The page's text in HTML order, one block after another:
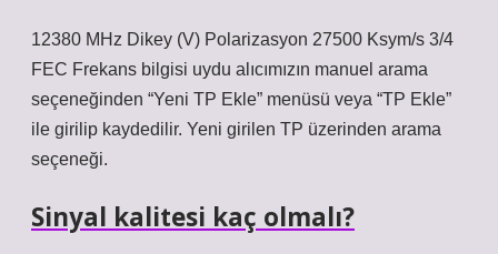
12380 MHz Dikey (V) Polarizasyon 27500 Ksym/s 3/4
FEC Frekans bilgisi uydu alıcımızın manuel arama
seçeneğinden “Yeni TP Ekle” menüsü veya “TP Ekle”
ile girilip kaydedilir. Yeni girilen TP üzerinden arama
seçeneği.
Sinyal kalitesi kaç olmalı?